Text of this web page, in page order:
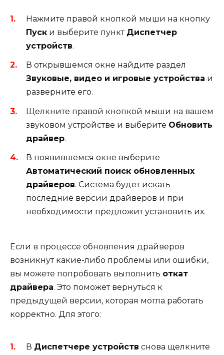
Нажмите правой кнопкой мыши на кнопку
Пуск и выберите пункт Диспетчер
устройств.
В открывшемся окне найдите раздел
Звуковые, видео и игровые устройства и
разверните его.
Щелкните правой кнопкой мыши на вашем
звуковом устройстве и выберите Обновить
драйвер.
В появившемся окне выберите
Автоматический поиск обновленных
драйверов. Система будет искать
последние версии драйверов и при
необходимости предложит установить их.
Если в процессе обновления драйверов
возникнут какие-либо проблемы или ошибки,
вы можете попробовать выполнить откат
драйвера. Это поможет вернуться к
предыдущей версии, которая могла работать
корректно. Для этого:
В Диспетчере устройств снова щелкните